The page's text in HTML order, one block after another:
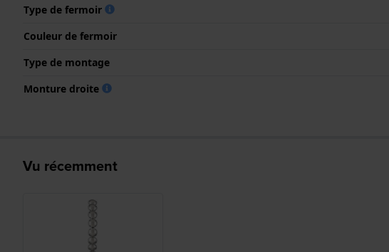
Type de fermoir
Couleur de fermoir
Type de montage
Monture droite
Vu récemment